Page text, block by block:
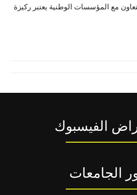
مع المؤسسات الوطنية يعتبر ركيزة
الفيسبوك
الجامعات